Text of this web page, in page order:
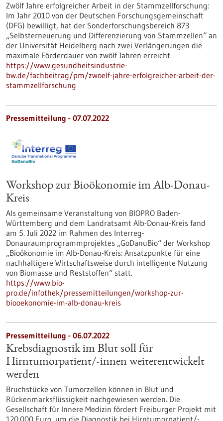
Zwölf Jahre erfolgreicher Arbeit in der Stammzellforschung:
Im Jahr 2010 von der Deutschen Forschungsgemeinschaft
(DFG) bewilligt, hat der Sonderforschungsbereich 873
„Selbsterneuerung und Differenzierung von Stammzellen“ an
der Universität Heidelberg nach zwei Verlängerungen die
maximale Förderdauer von zwölf Jahren erreicht.
https://www.gesundheitsindustrie-
bw.de/fachbeitrag/pm/zwoelf-jahre-erfolgreicher-arbeit-der-
stammzellforschung
Pressemitteilung - 07.07.2022
Workshop zur Bioökonomie im Alb-Donau-
Kreis
Als gemeinsame Veranstaltung von BIOPRO Baden-
Württemberg und dem Landratsamt Alb-Donau-Kreis fand
am 5. Juli 2022 im Rahmen des Interreg-
Donauraumprogrammprojektes „GoDanuBio“ der Workshop
„Bioökonomie im Alb-Donau-Kreis: Ansatzpunkte für eine
nachhaltigere Wirtschaftsweise durch intelligente Nutzung
von Biomasse und Reststoffen“ statt.
https://www.bio-
pro.de/infothek/pressemitteilungen/workshop-zur-
biooekonomie-im-alb-donau-kreis
Pressemitteilung - 06.07.2022
Krebsdiagnostik im Blut soll für
Hirntumorpatient/-innen weiterentwickelt
werden
Bruchstücke von Tumorzellen können in Blut und
Rückenmarksflüssigkeit nachgewiesen werden. Die
Gesellschaft für Innere Medizin fördert Freiburger Projekt mit
120.000 Euro, um die Diagnostik bei Hirntumorpatient/-